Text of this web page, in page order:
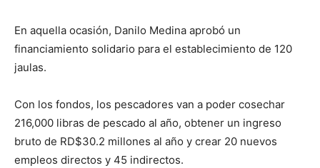
En aquella ocasión, Danilo Medina aprobó un
financiamiento solidario para el establecimiento de 120
jaulas.
Con los fondos, los pescadores van a poder cosechar
216,000 libras de pescado al año, obtener un ingreso
bruto de RD$30.2 millones al año y crear 20 nuevos
empleos directos y 45 indirectos.